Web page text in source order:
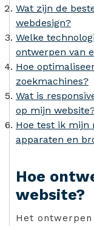
Wat zijn de
webdesign?
Welke
ontwerpen van
Hoe
zoekmachines?
Wat is
op mijn
Hoe test ik mijn
apparaten en
Hoe
website?
Het